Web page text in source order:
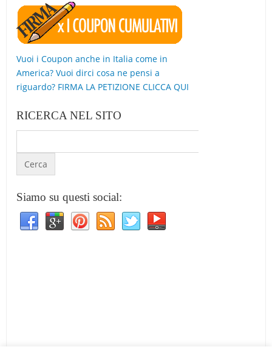
Vuoi i Coupon anche in Italia come in
America? Vuoi dirci cosa ne pensi a
riguardo? FIRMA LA PETIZIONE CLICCA QUI
RICERCA NEL SITO
Siamo su questi social: